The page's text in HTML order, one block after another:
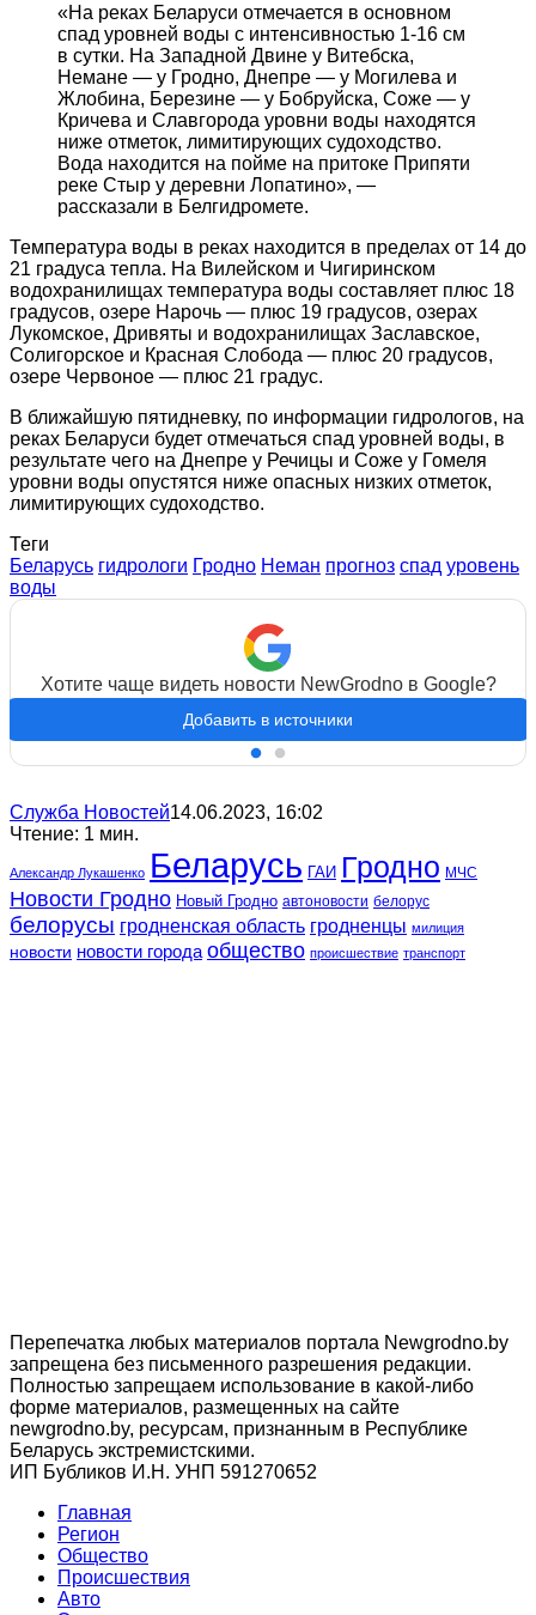
«На реках Беларуси отмечается в основном
спад уровней воды с интенсивностью 1-16 см
в сутки. На Западной Двине у Витебска,
Немане — у Гродно, Днепре — у Могилева и
Жлобина, Березине — у Бобруйска, Соже — у
Кричева и Славгорода уровни воды находятся
ниже отметок, лимитирующих судоходство.
Вода находится на пойме на притоке Припяти
реке Стыр у деревни Лопатино», —
рассказали в Белгидромете.
Температура воды в реках находится в пределах от 14 до
21 градуса тепла. На Вилейском и Чигиринском
водохранилищах температура воды составляет плюс 18
градусов, озере Нарочь — плюс 19 градусов, озерах
Лукомское, Дривяты и водохранилищах Заславское,
Солигорское и Красная Слобода — плюс 20 градусов,
озере Червоное — плюс 21 градус.
В ближайшую пятидневку, по информации гидрологов, на
реках Беларуси будет отмечаться спад уровней воды, в
результате чего на Днепре у Речицы и Соже у Гомеля
уровни воды опустятся ниже опасных низких отметок,
лимитирующих судоходство.
Теги
Беларусь гидрологи Гродно Неман прогноз спад уровень
воды
Хотите чаще видеть новости NewGrodno в Google?
Добавить в источники
Служба Новостей14.06.2023, 16:02
Чтение: 1 мин.
Александр Лукашенко Беларусь ГАИ Гродно МЧС
Новости Гродно Новый Гродно автоновости белорус
белорусы гродненская область гродненцы милиция
новости новости города общество происшествие транспорт
Перепечатка любых материалов портала Newgrodno.by
запрещена без письменного разрешения редакции.
Полностью запрещаем использование в какой-либо
форме материалов, размещенных на сайте
newgrodno.by, ресурсам, признанным в Республике
Беларусь экстремистскими.
ИП Бубликов И.Н. УНП 591270652
Главная
Регион
Общество
Происшествия
Авто